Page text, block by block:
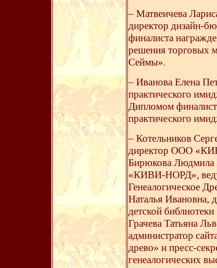
– Матвеичева
директор дизайн-
финалиста
решения торговых
Сеймы».
– Иванова Елена
практического
Дипломом
практического
– Котельников
директор ООО
Бирюкова Людмила
«КИВИ-НОРД»,
Генеалогическое
Наталья Ивановна,
детской
Грачева Татьяна
администратор
древо» и пресс-
генеалогических